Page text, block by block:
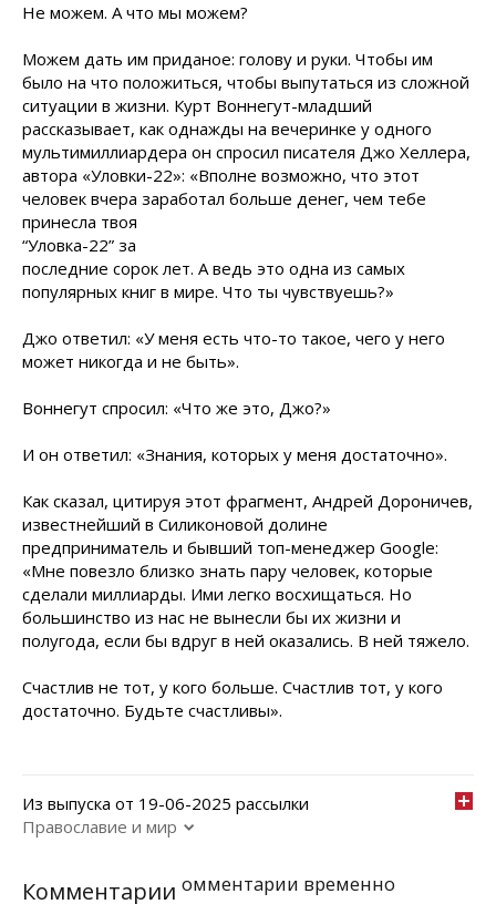
Не можем. А что мы можем?
Можем дать им приданое: голову и руки. Чтобы им
было на что положиться, чтобы выпутаться из сложной
ситуации в жизни. Курт Воннегут-младший
рассказывает, как однажды на вечеринке у одного
мультимиллиардера он спросил писателя Джо Хеллера,
автора «Уловки-22»: «Вполне возможно, что этот
человек вчера заработал больше денег, чем тебе
принесла твоя
“Уловка-22” за
последние сорок лет. А ведь это одна из самых
популярных книг в мире. Что ты чувствуешь?»
Джо ответил: «У меня есть что-то такое, чего у него
может никогда и не быть».
Воннегут cпросил: «Что же это, Джо?»
И он ответил: «Знания, которых у меня достаточно».
Как сказал, цитируя этот фрагмент, Андрей Дороничев,
известнейший в Силиконовой долине
предприниматель и бывший топ-менеджер Google:
«Мне повезло близко знать пару человек, которые
сделали миллиарды. Ими легко восхищаться. Но
большинство из нас не вынесли бы их жизни и
полугода, если бы вдруг в ней оказались. В ней тяжело.
Счастлив не тот, у кого больше. Счастлив тот, у кого
достаточно. Будьте счастливы».
Из выпуска от 19-06-2025 рассылки
Православие и мир
Комментарии омментарии временно